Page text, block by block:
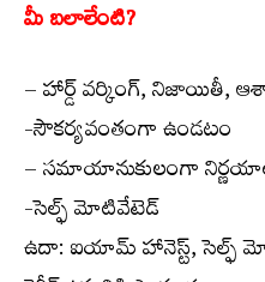
మీ బలాలేంటి?
– హార్డ్ వర్కింగ్, నిజాయితీ,
-సౌకర్యవంతంగా ఉండటం
– సమాయానుకులంగా
-సెల్ఫ్ మోటివేటెడ్
ఉదా: ఐయామ్ హానెస్ట్, సెల్ఫ్